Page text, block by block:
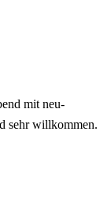
mit neu-
sehr willkommen.